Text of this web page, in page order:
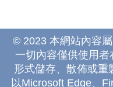
© 2023 本網站內容
一切內容僅供使用
形式儲存、散佈或重
以Microsoft Edge、